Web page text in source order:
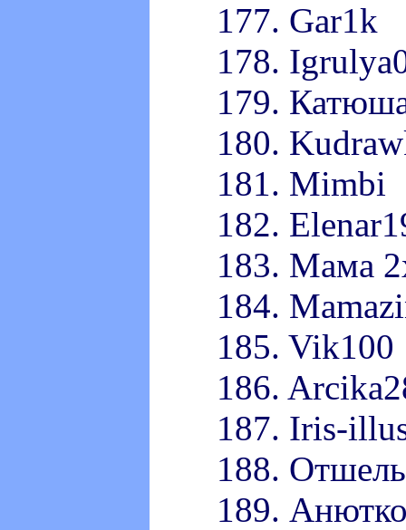
177. Gar1k
178.
179.
180.
181. Mimbi
182.
183. Мама
184.
185. Vik100
186.
187. Iris-
188.
189.